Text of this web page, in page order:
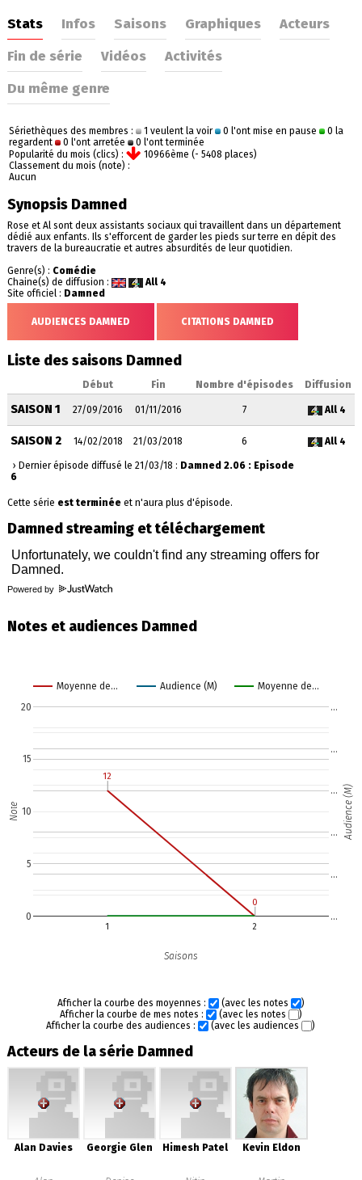
Stats Infos Saisons Graphiques
Acteurs
Fin de série
Vidéos
Activités
Du même genre
Sériethèques des membres : 1 veulent la voir 0 l'ont mise en pause
0 la
regardent
0 l'ont arretée
0 l'ont terminée
Popularité du mois (clics) :
10966ème (- 5408 places)
Classement du mois (note) :
Aucun
Synopsis Damned
Rose et Al sont deux assistants sociaux qui travaillent dans un département
dédié aux enfants. Ils s'efforcent de garder les pieds sur terre en dépit des
travers de la bureaucratie et autres absurdités de leur quotidien.
Genre(s) : Comédie
Chaine(s) de diffusion :
All 4
Site officiel : Damned
AUDIENCES DAMNED CITATIONS DAMNED
Liste des saisons Damned
Début Fin Nombre d'épisodes Diffusion
SAISON 1 27/09/2016 01/11/2016 7 All 4
SAISON 2 14/02/2018 21/03/2018 6 All 4
› Dernier épisode diffusé le 21/03/18 : Damned 2.06 : Episode
6
Cette série est terminéeet n'aura plus d'épisode.
Damned streaming et téléchargement
Powered by
Notes et audiences Damned
Moyenne de… Audience (M) Moyenne de…
1 2
0
5
10
15
20
…
…
…
…
…
…
12
12
0
0
Saisons
Note Audience (M)
Afficher la courbe des moyennes : (avec les notes
)
Afficher la courbe de mes notes :
(avec les notes
)
Afficher la courbe des audiences :
(avec les audiences )
Acteurs de la série Damned
Alan Davies Georgie Glen Himesh Patel Kevin Eldon